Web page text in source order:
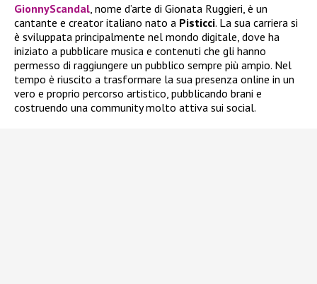
GionnyScandal , nome d’arte di Gionata Ruggieri, è un
cantante e creator italiano nato a Pisticci. La sua carriera si
è sviluppata principalmente nel mondo digitale, dove ha
iniziato a pubblicare musica e contenuti che gli hanno
permesso di raggiungere un pubblico sempre più ampio. Nel
tempo è riuscito a trasformare la sua presenza online in un
vero e proprio percorso artistico, pubblicando brani e
costruendo una community molto attiva sui social.